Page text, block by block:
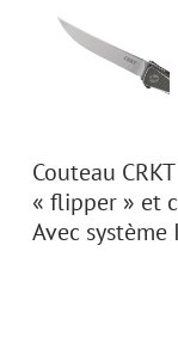
Couteau
« flipper » et
Avec système